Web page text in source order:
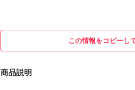
この情報をコピーし
商品説明